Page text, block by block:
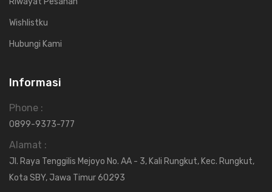
Wishlistku
Hubungi Kami
Informasi
Phone :
0899-9373-777
Alamat :
Jl. Raya Tenggilis Mejoyo No. AA - 3, Kali Rungkut, Kec. Rungkut,
Kota SBY, Jawa Timur 60293